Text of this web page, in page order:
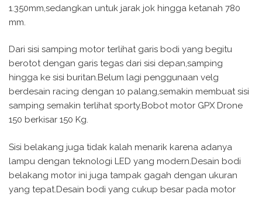
1.350mm,sedangkan untuk jarak jok hingga ketanah 780
mm.
Dari sisi samping motor terlihat garis bodi yang begitu
berotot dengan garis tegas dari sisi depan,samping
hingga ke sisi buritan.Belum lagi penggunaan velg
berdesain racing dengan 10 palang,semakin membuat sisi
samping semakin terlihat sporty.Bobot motor GPX Drone
150 berkisar 150 Kg.
Sisi belakang juga tidak kalah menarik karena adanya
lampu dengan teknologi LED yang modern.Desain bodi
belakang motor ini juga tampak gagah dengan ukuran
yang tepat.Desain bodi yang cukup besar pada motor